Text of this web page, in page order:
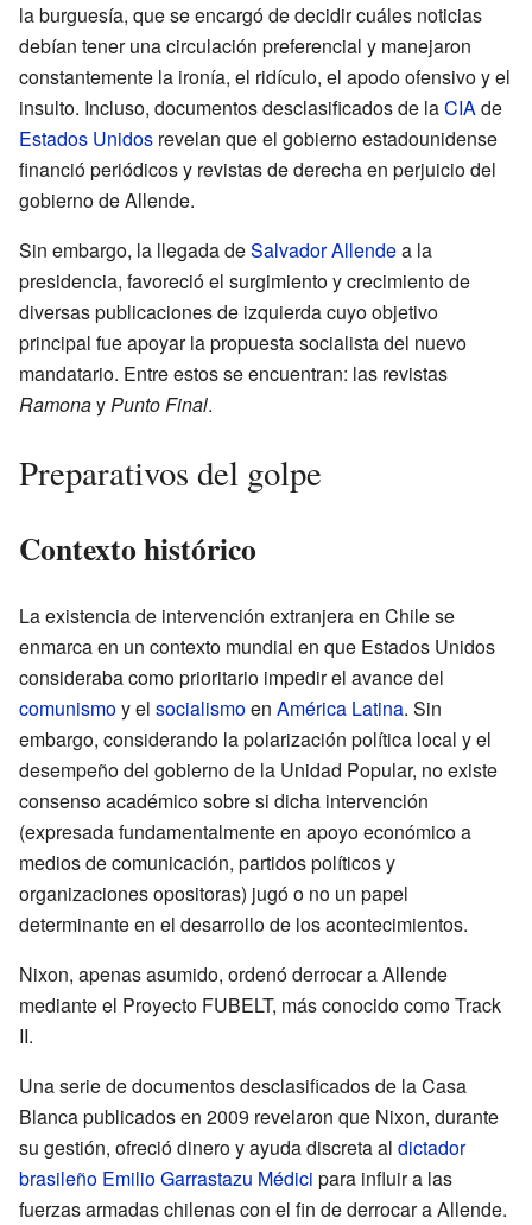
la burguesía, que se encargó de decidir cuáles noticias
debían tener una circulación preferencial y manejaron
constantemente la ironía, el ridículo, el apodo ofensivo y el
insulto. Incluso, documentos desclasificados de laCIAde
Estados Unidos revelan que el gobierno estadounidense
financió periódicos y revistas de derecha en perjuicio del
gobierno de Allende.
Sin embargo, la llegada deSalvador Allendea la
presidencia, favoreció el surgimiento y crecimiento de
diversas publicaciones de izquierda cuyo objetivo
principal fue apoyar la propuesta socialista del nuevo
mandatario. Entre estos se encuentran: las revistas
RamonayPunto Final.
Preparativos del golpe
Contexto histórico
La existencia de intervención extranjera en Chile se
enmarca en un contexto mundial en que Estados Unidos
consideraba como prioritario impedir el avance del
comunismoy el socialismoen América Latina. Sin
embargo, considerando la polarización política local y el
desempeño del gobierno de la Unidad Popular, no existe
consenso académico sobre si dicha intervención
(expresada fundamentalmente en apoyo económico a
medios de comunicación, partidos políticos y
organizaciones opositoras) jugó o no un papel
determinante en el desarrollo de los acontecimientos.
Nixon, apenas asumido, ordenó derrocar a Allende
mediante el Proyecto FUBELT, más conocido como Track
II.
Una serie de documentos desclasificados de la Casa
Blanca publicados en 2009 revelaron que Nixon, durante
su gestión, ofreció dinero y ayuda discreta al dictador
brasileño Emilio Garrastazu Médici para influir a las
fuerzas armadas chilenas con el fin de derrocar a Allende.